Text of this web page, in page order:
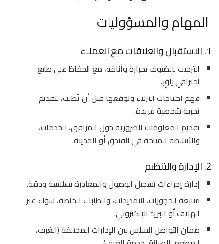
المهام والمسؤوليات
1. الاستقبال والعلاقات مع العملاء
الترحيب بالضيوف بحرارة وأناقة، مع الحفاظ على طابع
احترافي راقٍ.
فهم احتياجات النزلاء وتوقعها قبل أن تُطلب، لتقديم
تجربة شخصية فريدة.
تقديم المعلومات الضرورية حول المرافق، الخدمات،
والأنشطة المتاحة في الفندق أو المدينة.
2. الإدارة والتنظيم
إدارة إجراءات تسجيل الوصول والمغادرة بسلاسة ودقة.
متابعة الحجوزات، التمديدات، والطلبات الخاصة، سواء عبر
الهاتف أو البريد الإلكتروني.
ضمان التواصل السلس بين الإدارات المختلفة (الغرف،